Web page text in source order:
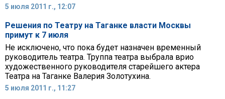
5 июля 2011 г., 12:07
Решения по Театру на Таганке власти Москвы
примут к 7 июля
Не исключено, что пока будет назначен временный
руководитель театра. Труппа театра выбрала врио
художественного руководителя старейшего актера
Театра на Таганке Валерия Золотухина.
5 июля 2011 г., 11:27